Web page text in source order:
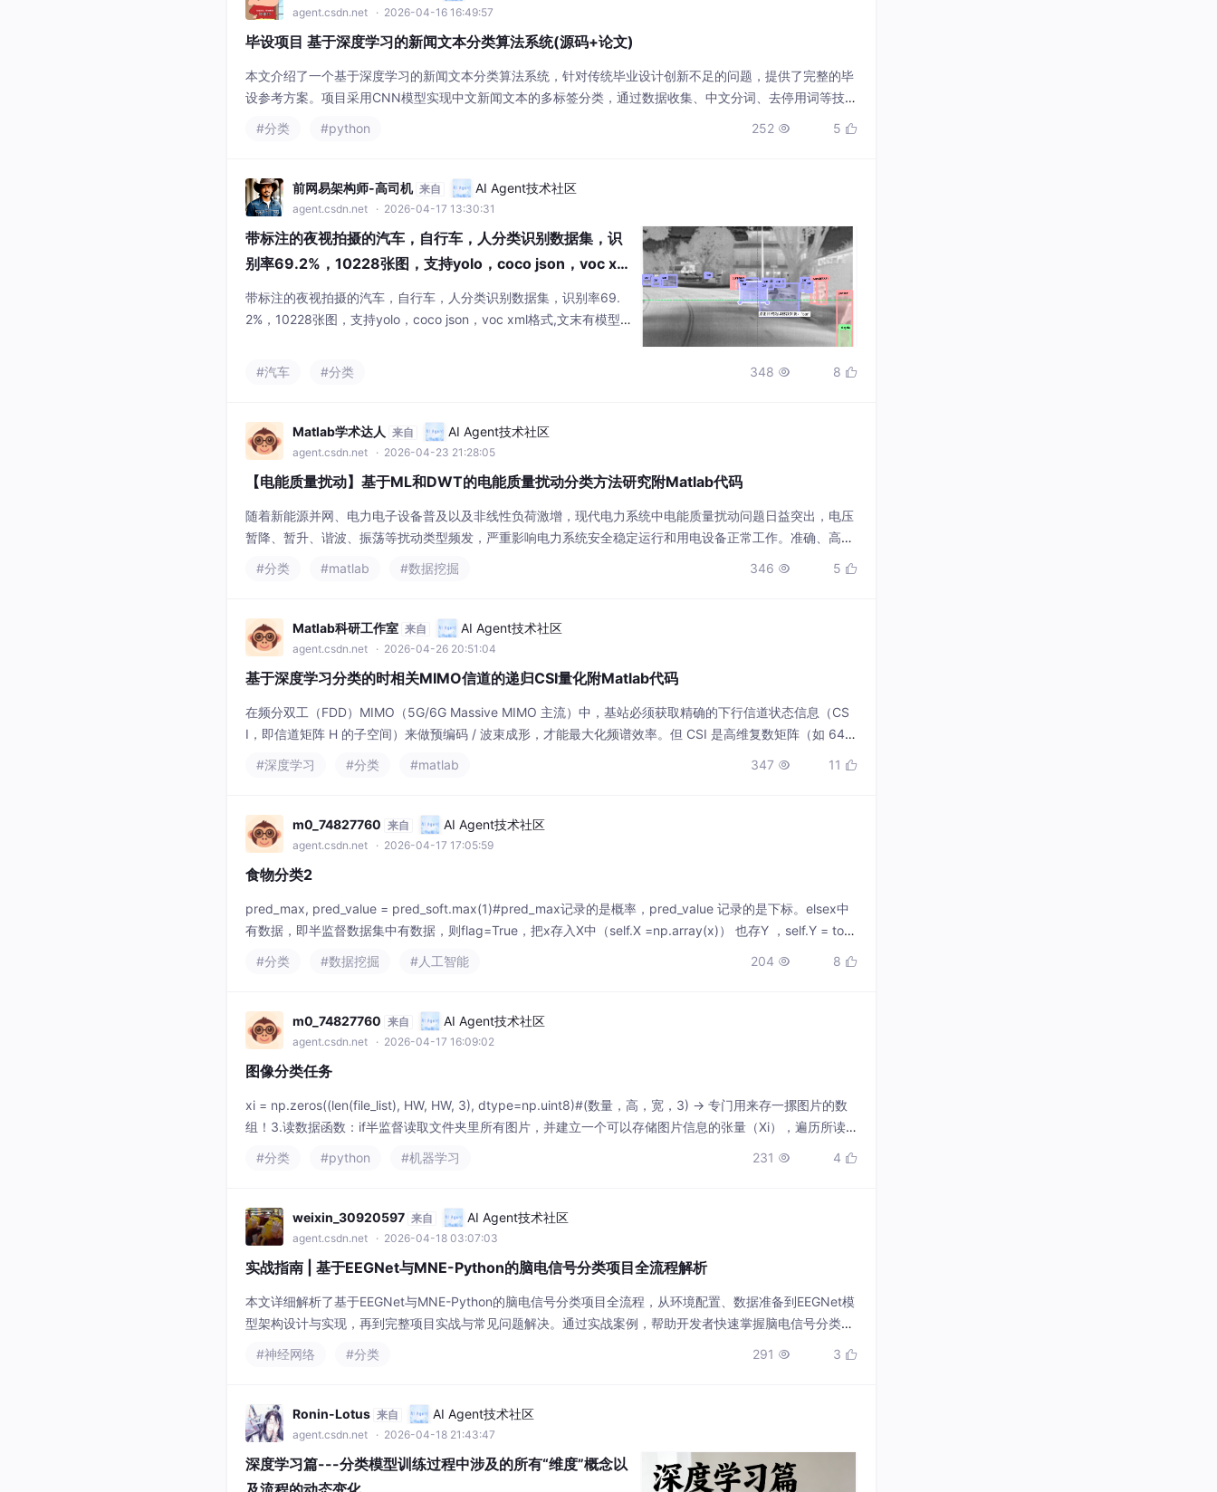
agent.csdn.net · 2026-04-16 16:49:57
毕设项目 基于深度学习的新闻文本分类算法系统(源码+论文)
本文介绍了一个基于深度学习的新闻文本分类算法系统，针对传统毕业设计创新不足的问题，提供了完整的毕
设参考方案。项目采用CNN模型实现中文新闻文本的多标签分类，通过数据收集、中文分词、去停用词等技术
处理文本数据，构建了包含训练和预测两阶段的分类流程。系统实现了良好的分类效果，具有3分难度、3分工
作量和4分创新性的综合评分。项目提供完整源码和上万字设计论文，可作为优质毕业设计参考范例。
#分类 #python 252  5 
前网易架构师-高司机 来自 AI Agent技术社区
agent.csdn.net · 2026-04-17 13:30:31
带标注的夜视拍摄的汽车，自行车，人分类识别数据集，识
别率69.2%，10228张图，支持yolo，coco json，voc xm
l格式,文末有模型训练代码
​带标注的夜视拍摄的汽车，自行车，人分类识别数据集，识别率69.
2%，10228张图，支持yolo，coco json，voc xml格式,文末有模型
#汽车
#分类 348  8 
Matlab学术达人 来自 AI Agent技术社区
agent.csdn.net · 2026-04-23 21:28:05
【电能质量扰动】基于ML和DWT的电能质量扰动分类方法研究附Matlab代码
随着新能源并网、电力电子设备普及以及非线性负荷激增，现代电力系统中电能质量扰动问题日益突出，电压
暂降、暂升、谐波、振荡等扰动类型频发，严重影响电力系统安全稳定运行和用电设备正常工作。准确、高效
的电能质量扰动分类是扰动治理、故障定位及电力系统优化的前提。针对传统扰动分类方法抗干扰能力弱、特
#分类 #matlab #数据挖掘 346  5 
Matlab科研工作室 来自 AI Agent技术社区
agent.csdn.net · 2026-04-26 20:51:04
基于深度学习分类的时相关MIMO信道的递归CSI量化附Matlab代码
在频分双工（FDD）MIMO（5G/6G Massive MIMO 主流）中，基站必须获取精确的下行信道状态信息（CS
I，即信道矩阵 H 的子空间）来做预编码 / 波束成形，才能最大化频谱效率。但 CSI 是高维复数矩阵（如 64
天线 ×4 流，维度极高），直接反馈会导致反馈开销爆炸、量化复杂度指数级上升—— 传统单阶段 Grassman
#深度学习 #分类 #matlab 347  11 
m0_74827760 来自 AI Agent技术社区
agent.csdn.net · 2026-04-17 17:05:59
食物分类2
pred_max, pred_value = pred_soft.max(1)#pred_max记录的是概率，pred_value 记录的是下标。elsex中
有数据，即半监督数据集中有数据，则flag=True，把x存入X中（self.X =np.array(x)） 也存Y ，self.Y = torc
h.LongTensor(y)。记录所有的pred_max, pred_value，然后遍如果p
#分类 #数据挖掘 #人工智能 204  8 
m0_74827760 来自 AI Agent技术社区
agent.csdn.net · 2026-04-17 16:09:02
图像分类任务
xi = np.zeros((len(file_list), HW, HW, 3), dtype=np.uint8)#(数量，高，宽，3) → 专门用来存一摞图片的数
组！3.读数据函数：if半监督读取文件夹里所有图片，并建立一个可以存储图片信息的张量（Xi），遍历所读
取的图片信息，把path，img组合起来，修改图片大小为固定值，把图片依次存入Xi中。def __init__(self, path
#分类 #python #机器学习 231  4 
weixin_30920597 来自 AI Agent技术社区
agent.csdn.net · 2026-04-18 03:07:03
实战指南 | 基于EEGNet与MNE-Python的脑电信号分类项目全流程解析
本文详细解析了基于EEGNet与MNE-Python的脑电信号分类项目全流程，从环境配置、数据准备到EEGNet模
型架构设计与实现，再到完整项目实战与常见问题解决。通过实战案例，帮助开发者快速掌握脑电信号分类技
术，适用于神经科学和脑机接口研究。
#神经网络 #分类 291  3 
Ronin-Lotus 来自 AI Agent技术社区
agent.csdn.net · 2026-04-18 21:43:47
深度学习篇---分类模型训练过程中涉及的所有“维度”概念以